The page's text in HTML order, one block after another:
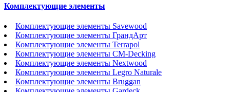
Комплектующие элементы
Комплектующие элементы Savewood
Комплектующие элементы ГрандАрт
Комплектующие элементы Terrapol
Комплектующие элементы CM-Decking
Комплектующие элементы Nextwood
Комплектующие элементы Legro Naturale
Комплектующие элементы Bruggan